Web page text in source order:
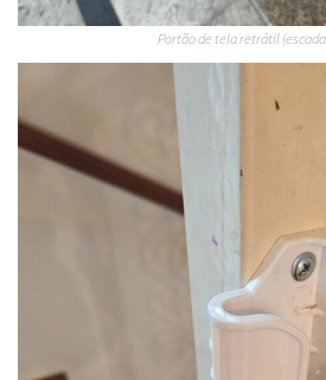
Portão de tela retrátil